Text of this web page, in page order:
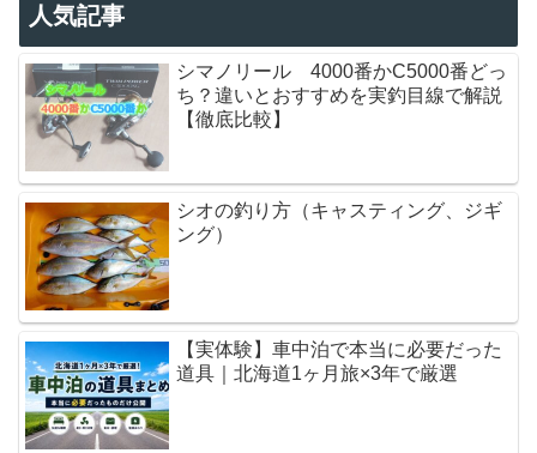
人気記事
シマノリール 4000番かC5000番どっ
ち？違いとおすすめを実釣目線で解説
【徹底比較】
シオの釣り方（キャスティング、ジギ
ング）
【実体験】車中泊で本当に必要だった
道具｜北海道1ヶ月旅×3年で厳選